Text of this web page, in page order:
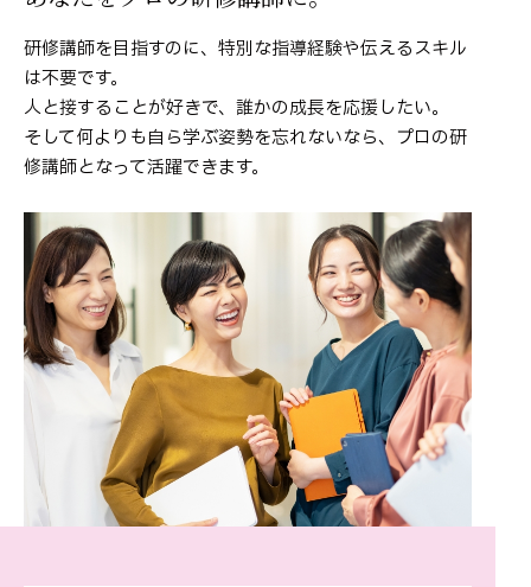
研修講師を目指すのに、特別な指導経験や伝えるスキル
は不要です。
人と接することが好きで、誰かの成長を応援したい。
そして何よりも自ら学ぶ姿勢を忘れないなら、プロの研
修講師となって活躍できます。